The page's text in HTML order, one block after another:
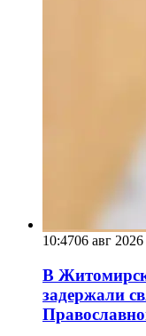
10:4706 авг 2026
В
задержали